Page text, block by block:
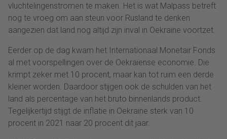
vluchtelingenstromen te maken. Het is wat Malpass betreft
nog te vroeg om aan steun voor Rusland te denken
aangezien dat land nog altijd zijn inval in Oekraïne voortzet.
Eerder op de dag kwam het Internationaal Monetair Fonds
al met voorspellingen over de Oekraïense economie. Die
krimpt zeker met 10 procent, maar kan tot ruim een derde
kleiner worden. Daardoor stijgen ook de schulden van het
land als percentage van het bruto binnenlands product.
Tegelijkertijd stijgt de inflatie in Oekraïne sterk van 10
procent in 2021 naar 20 procent dit jaar.